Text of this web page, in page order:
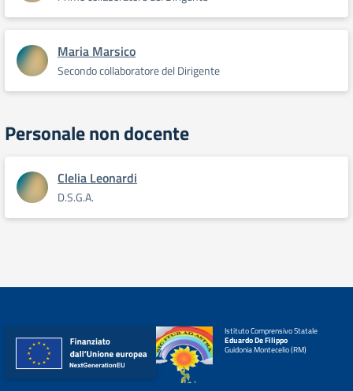
Maria Marsico
Secondo collaboratore del Dirigente
Personale non docente
Clelia Leonardi
D.S.G.A.
Istituto Comprensivo Statale
Eduardo De Filippo
Guidonia Montecelio (RM)